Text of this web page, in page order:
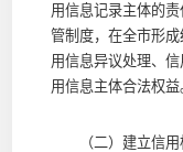
用信息记录主体的
管制度，在全市形
用信息异议处理、
用信息主体合法权益
（二）建立信用